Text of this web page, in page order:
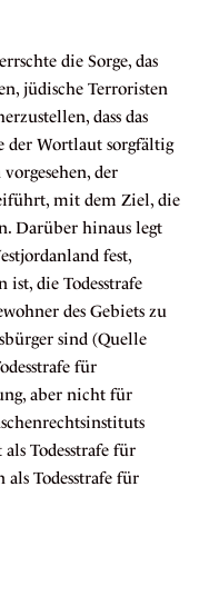
die Sorge, das
jüdische Terroristen
dass das
der Wortlaut sorgfältig
der
mit dem Ziel, die
Darüber hinaus legt
fest,
ist, die Todesstrafe
des Gebiets zu
sind (Quelle
für
aber nicht für
Todesstrafe für
Todesstrafe für